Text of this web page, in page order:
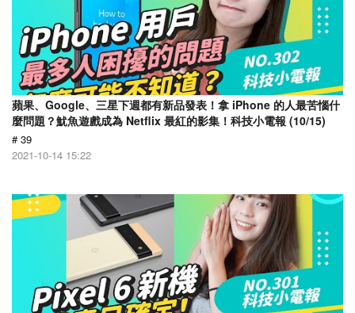
蘋果、Google、三星下週都有新品發表！拿 iPhone 的人最苦惱什
麼問題？魷魚遊戲成為 Netflix 最紅的影集！科技小電報 (10/15)
# 39
2021-10-14 15:22